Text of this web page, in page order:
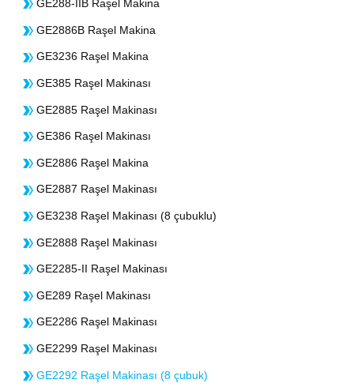
GE288-IIB Raşel Makina
GE2886B Raşel Makina
GE3236 Raşel Makina
GE385 Raşel Makinası
GE2885 Raşel Makinası
GE386 Raşel Makinası
GE2886 Raşel Makina
GE2887 Raşel Makinası
GE3238 Raşel Makinası (8 çubuklu)
GE2888 Raşel Makinası
GE2285-II Raşel Makinası
GE289 Raşel Makinası
GE2286 Raşel Makinası
GE2299 Raşel Makinası
GE2292 Raşel Makinası (8 çubuk)